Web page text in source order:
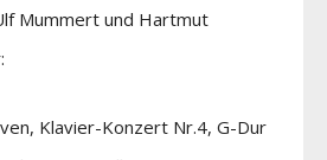
Mummert und Hartmut
Klavier-Konzert Nr.4, G-Dur